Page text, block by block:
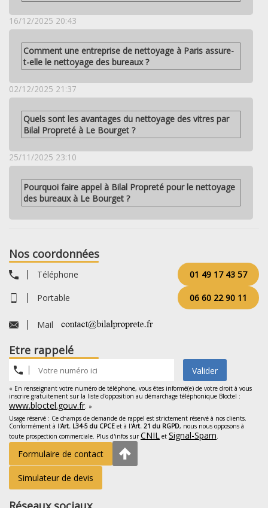
16/12/2025 20:43
Comment une entreprise de nettoyage à Paris assure-
t-elle le nettoyage des bureaux ?
02/12/2025 21:37
Quels sont les avantages du nettoyage des vitres par
Bilal Propreté à Le Bourget ?
25/11/2025 23:10
Pourquoi faire appel à Bilal Propreté pour le nettoyage
des bureaux à Le Bourget ?
Nos coordonnées
Téléphone 01 49 17 43 57
Portable 06 60 22 90 11
Mail
Etre rappelé
Valider
« En renseignant votre numéro de téléphone, vous êtes informé(e) de votre droit à vous
inscrire gratuitement sur la liste d'opposition au démarchage téléphonique Bloctel :
www.bloctel.gouv.fr. »
Usage réservé : Ce champs de demande de rappel est strictement réservé à nos clients.
Conformément à l'Art. L34-5 du CPCE et à l'Art. 21 du RGPD, nous nous opposons à
toute prospection commerciale. Plus d'infos surCNIL et Signal-Spam.
Formulaire de contact
Simulateur de devis